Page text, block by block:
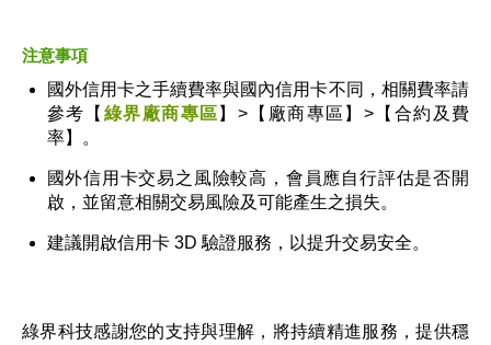
注意事項
國外信用卡之手續費率與國內信用卡不同，相關費率請
參考【 綠界廠商專區 】>【廠商專區】>【合約及費
率】。
國外信用卡交易之風險較高，會員應自行評估是否開
啟，並留意相關交易風險及可能產生之損失。
建議開啟信用卡 3D 驗證服務，以提升交易安全。
綠界科技感謝您的支持與理解，將持續精進服務，提供穩